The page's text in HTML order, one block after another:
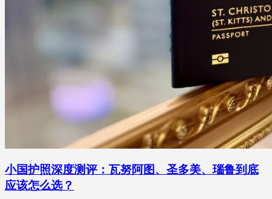
小国护照深度测评：瓦努阿图、圣多美、瑙鲁到底
应该怎么选？